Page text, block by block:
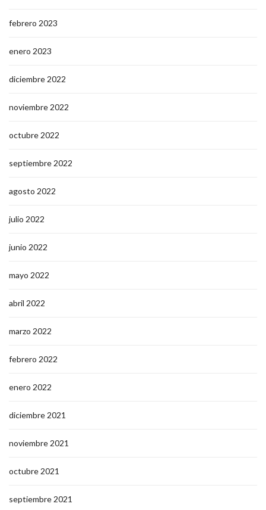
febrero 2023
enero 2023
diciembre 2022
noviembre 2022
octubre 2022
septiembre 2022
agosto 2022
julio 2022
junio 2022
mayo 2022
abril 2022
marzo 2022
febrero 2022
enero 2022
diciembre 2021
noviembre 2021
octubre 2021
septiembre 2021